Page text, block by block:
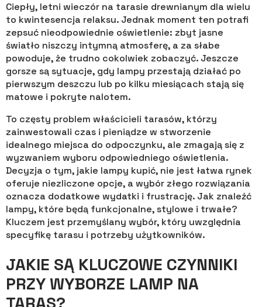
Ciepły, letni wieczór na tarasie drewnianym dla wielu
to kwintesencja relaksu. Jednak moment ten potrafi
zepsuć nieodpowiednie oświetlenie: zbyt jasne
światło niszczy intymną atmosferę, a za słabe
powoduje, że trudno cokolwiek zobaczyć. Jeszcze
gorsze są sytuacje, gdy lampy przestają działać po
pierwszym deszczu lub po kilku miesiącach stają się
matowe i pokryte nalotem.
To częsty problem właścicieli tarasów, którzy
zainwestowali czas i pieniądze w stworzenie
idealnego miejsca do odpoczynku, ale zmagają się z
wyzwaniem wyboru odpowiedniego oświetlenia.
Decyzja o tym, jakie lampy kupić, nie jest łatwa rynek
oferuje niezliczone opcje, a wybór złego rozwiązania
oznacza dodatkowe wydatki i frustrację. Jak znaleźć
lampy, które będą funkcjonalne, stylowe i trwałe?
Kluczem jest przemyślany wybór, który uwzględnia
specyfikę tarasu i potrzeby użytkowników.
JAKIE SĄ KLUCZOWE CZYNNIKI
PRZY WYBORZE LAMP NA